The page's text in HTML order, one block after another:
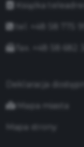
Książka
Deklaracja
Mapa miasta
Mapa strony